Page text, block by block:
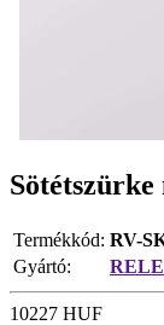
Termékkód: RV-
Gyártó:
10227 HUF